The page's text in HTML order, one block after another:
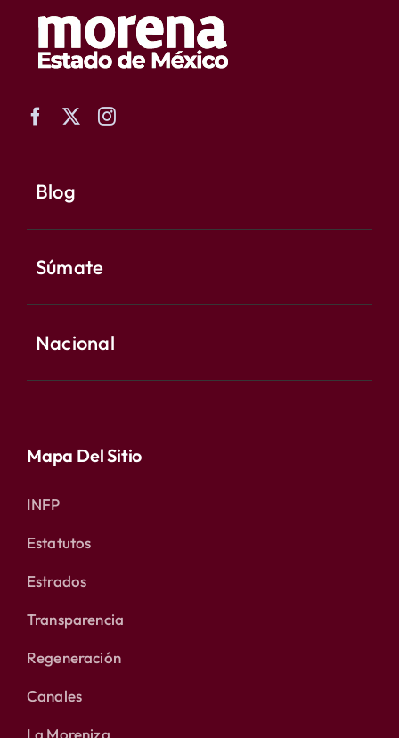
Blog
Súmate
Nacional
Mapa Del Sitio
INFP
Estatutos
Estrados
Transparencia
Regeneración
Canales